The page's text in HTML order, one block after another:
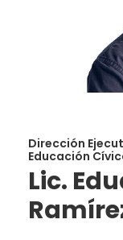
Dirección
Educación
Lic.